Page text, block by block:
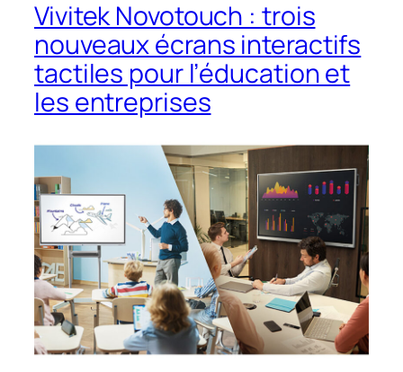
Vivitek Novotouch : trois
nouveaux écrans interactifs
tactiles pour l’éducation et
les entreprises